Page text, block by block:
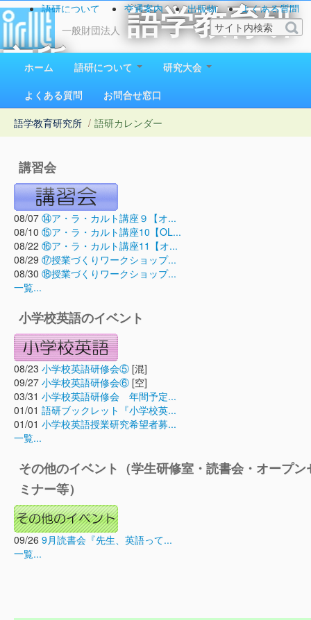
一般財団法人
語学教育研
究所
1923（大正12）年創立
語研について 交通案内 出版物
よくある質問
お問い合わせ
ホーム 語研について
研究大会
よくある質問
お問合せ窓口
語学教育研究所 / 語研カレンダー
講習会
08/07 ⑭ア・ラ・カルト講座９【オ...
08/10 ⑮ア・ラ・カルト講座10【OL...
08/22 ⑯ア・ラ・カルト講座11【オ...
08/29 ⑰授業づくりワークショップ...
08/30 ⑱授業づくりワークショップ...
一覧...
小学校英語のイベント
08/23 小学校英語研修会⑤ [混]
09/27 小学校英語研修会⑥ [空]
03/31 小学校英語研修会 年間予定...
01/01 語研ブックレット『小学校英...
01/01 小学校英語授業研究希望者募...
一覧...
その他のイベント（学生研修室・読書会・オープン
ミナー等）
09/26 9月読書会『先生、英語って...
一覧...